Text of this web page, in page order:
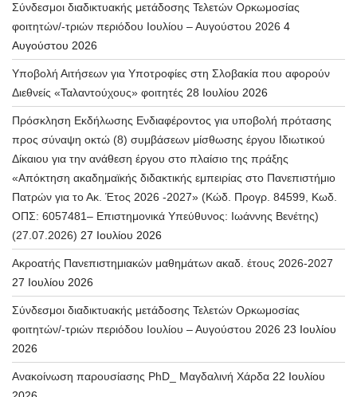
Σύνδεσμοι διαδικτυακής μετάδοσης Τελετών Ορκωμοσίας
φοιτητών/-τριών περιόδου Ιουλίου – Αυγούστου 2026 4
Αυγούστου 2026
Υποβολή Αιτήσεων για Υποτροφίες στη Σλοβακία που αφορούν
Διεθνείς «Ταλαντούχους» φοιτητές 28 Ιουλίου 2026
Πρόσκληση Εκδήλωσης Ενδιαφέροντος για υποβολή πρότασης
προς σύναψη οκτώ (8) συμβάσεων μίσθωσης έργου Ιδιωτικού
Δίκαιου για την ανάθεση έργου στο πλαίσιο της πράξης
«Απόκτηση ακαδημαϊκής διδακτικής εμπειρίας στο Πανεπιστήμιο
Πατρών για το Ακ. Έτος 2026 -2027» (Κώδ. Προγρ. 84599, Κωδ.
ΟΠΣ: 6057481– Επιστημονικά Υπεύθυνος: Ιωάννης Βενέτης)
(27.07.2026) 27 Ιουλίου 2026
Ακροατής Πανεπιστημιακών μαθημάτων ακαδ. έτους 2026-2027
27 Ιουλίου 2026
Σύνδεσμοι διαδικτυακής μετάδοσης Τελετών Ορκωμοσίας
φοιτητών/-τριών περιόδου Ιουλίου – Αυγούστου 2026 23 Ιουλίου
2026
Ανακοίνωση παρουσίασης PhD_ Μαγδαλινή Χάρδα 22 Ιουλίου